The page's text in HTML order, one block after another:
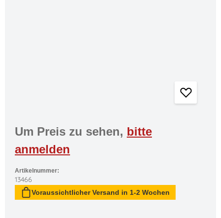
Um Preis zu sehen, bitte
anmelden
Artikelnummer:
13466
Voraussichtlicher Versand in 1-2 Wochen